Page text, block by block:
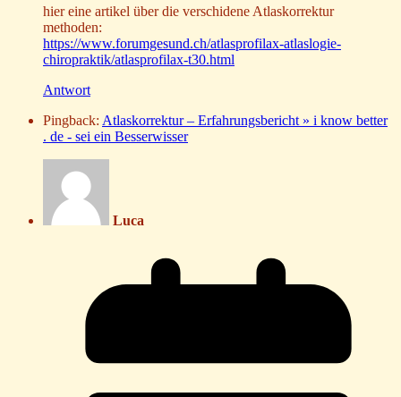
hier eine artikel über die verschidene Atlaskorrektur
methoden:
https://www.forumgesund.ch/atlasprofilax-atlaslogie-
chiropraktik/atlasprofilax-t30.html
Antwort
Pingback: Atlaskorrektur – Erfahrungsbericht » i know better
. de - sei ein Besserwisser
Luca